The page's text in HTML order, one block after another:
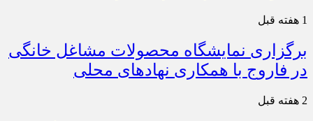
1 هفته قبل
برگزاری نمایشگاه محصولات مشاغل خانگی
در فاروج با همکاری نهادهای محلی
2 هفته قبل